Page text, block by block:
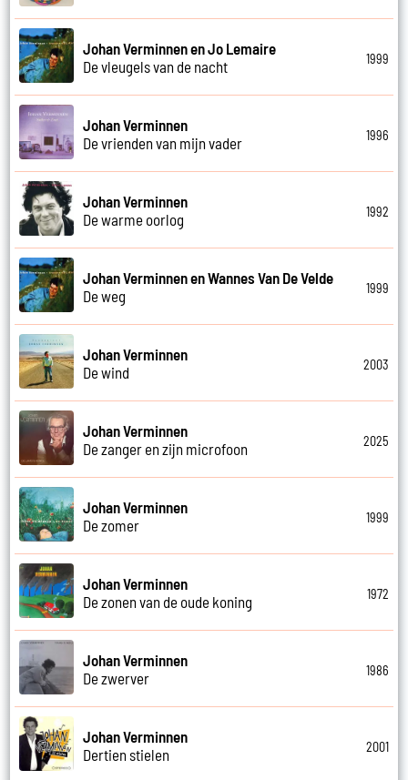
Johan Verminnen en Jo Lemaire
De vleugels van de nacht
1999
Johan Verminnen
De vrienden van mijn vader
1996
Johan Verminnen
De warme oorlog
1992
Johan Verminnen en Wannes Van De Velde
De weg
1999
Johan Verminnen
De wind
2003
Johan Verminnen
De zanger en zijn microfoon
2025
Johan Verminnen
De zomer
1999
Johan Verminnen
De zonen van de oude koning
1972
Johan Verminnen
De zwerver
1986
Johan Verminnen
Dertien stielen
2001